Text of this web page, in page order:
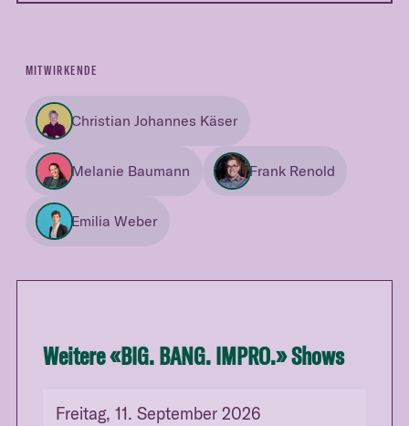
MITWIRKENDE
Christian Johannes Käser
Melanie Baumann Frank Renold
Emilia Weber
Weitere «BIG. BANG. IMPRO.» Shows
Freitag, 11. September 2026